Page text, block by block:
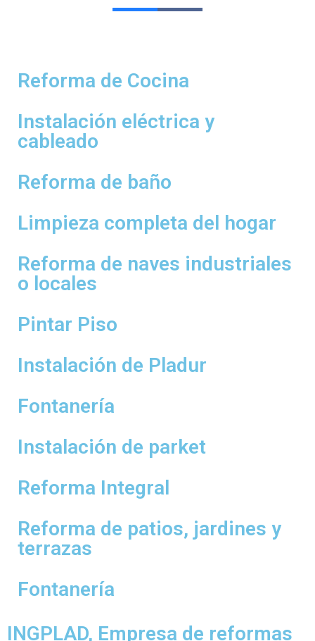
Reforma de Cocina
Instalación eléctrica y
cableado
Reforma de baño
Limpieza completa del hogar
Reforma de naves industriales
o locales
Pintar Piso
Instalación de Pladur
Fontanería
Instalación de parket
Reforma Integral
Reforma de patios, jardines y
terrazas
Fontanería
INGPLAD, Empresa de reformas